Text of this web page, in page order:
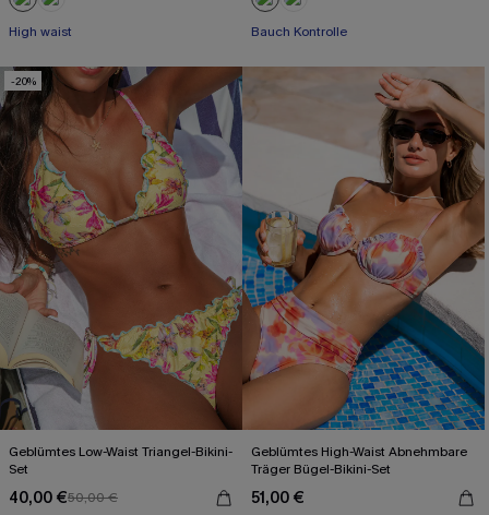
High waist Bauch Kontrolle
-20%
Geblümtes Low-Waist Triangel-Bikini-
Set
40,00 €50,00 €
Geblümtes High-Waist Abnehmbare
Träger Bügel-Bikini-Set
51,00 €